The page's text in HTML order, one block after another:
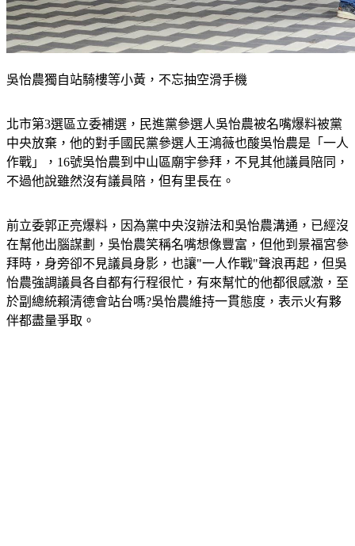
吳怡農獨自站騎樓等小黃，不忘抽空滑手機
北市第3選區立委補選，民進黨參選人吳怡農被名嘴爆料被黨
中央放棄，他的對手國民黨參選人王鴻薇也酸吳怡農是「一人
作戰」，16號吳怡農到中山區廟宇參拜，不見其他議員陪同，
不過他說雖然沒有議員陪，但有里長在。
前立委郭正亮爆料，因為黨中央沒辦法和吳怡農溝通，已經沒
在幫他出腦謀劃，吳怡農笑稱名嘴想像豐富，但他到景福宮參
拜時，身旁卻不見議員身影，也讓"一人作戰"聲浪再起，但吳
怡農強調議員各自都有行程很忙，有來幫忙的他都很感激，至
於副總統賴清德會站台嗎?吳怡農維持一貫態度，表示火有夥
伴都盡量爭取。